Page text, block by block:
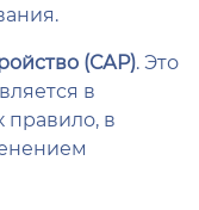
(САР). Это
в
правило, в